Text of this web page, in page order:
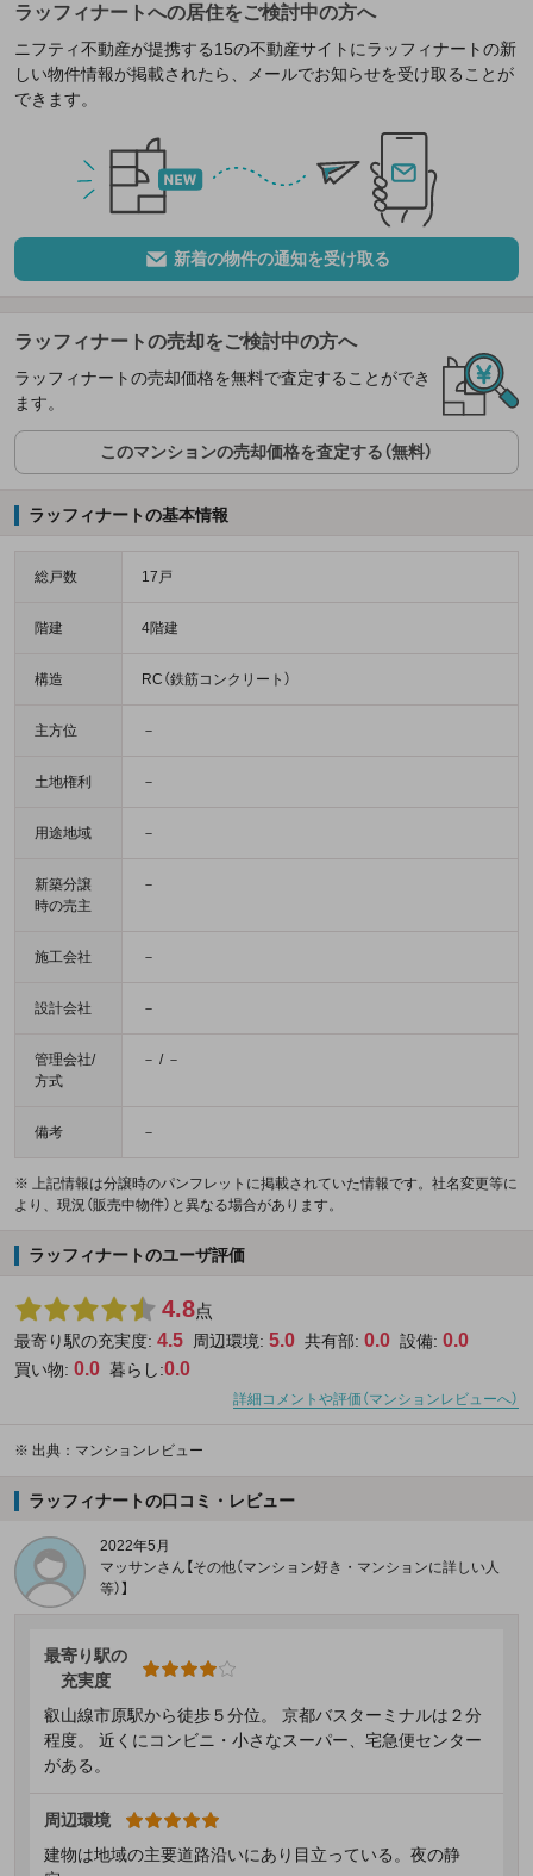
ラッフィナートへの居住をご検討中の方へ
ニフティ不動産が提携する15の不動産サイトにラッフィナートの新
しい物件情報が掲載されたら、メールでお知らせを受け取ることが
できます。
新着の物件の通知を受け取る
ラッフィナートの売却をご検討中の方へ
ラッフィナートの売却価格を無料で査定することができ
ます。
このマンションの売却価格を査定する（無料）
ラッフィナートの基本情報
総戸数 17戸
階建 4階建
構造 RC（鉄筋コンクリート）
主方位 －
土地権利 －
用途地域 －
新築分譲
時の売主
－
施工会社 －
設計会社 －
管理会社/
方式
－ / －
備考 －
※ 上記情報は分譲時のパンフレットに掲載されていた情報です。社名変更等に
より、現況（販売中物件）と異なる場合があります。
ラッフィナートのユーザ評価
4.8点
最寄り駅の充実度: 4.5 周辺環境: 5.0 共有部: 0.0 設備: 0.0
買い物: 0.0 暮らし:0.0
詳細コメントや評価（マンションレビューへ）
※ 出典：マンションレビュー
ラッフィナートの口コミ・レビュー
2022年5月
マッサンさん【その他（マンション好き・マンションに詳しい人
等）】
最寄り駅の
充実度
叡山線市原駅から徒歩５分位。 京都バスターミナルは２分
程度。 近くにコンビニ・小さなスーパー、宅急便センター
がある。
周辺環境
建物は地域の主要道路沿いにあり目立っている。夜の静